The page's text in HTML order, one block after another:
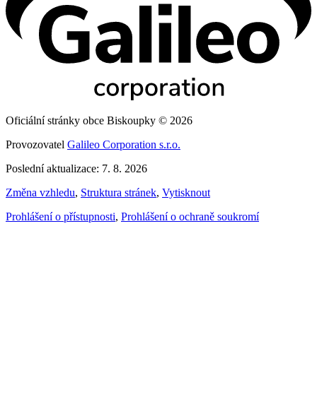
Oficiální stránky obce Biskoupky © 2026
Provozovatel Galileo Corporation s.r.o.
Poslední aktualizace: 7. 8. 2026
Změna vzhledu, Struktura stránek, Vytisknout
Prohlášení o přístupnosti, Prohlášení o ochraně soukromí